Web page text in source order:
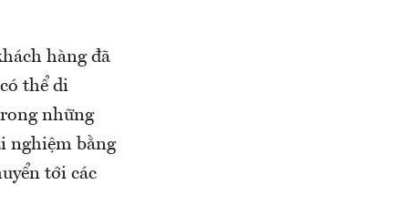
hàng đã
thể di
những
nghiệm bằng
tới các